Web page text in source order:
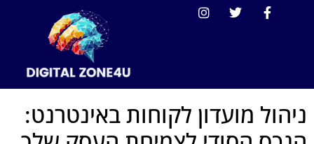
ניהול מועדון לקוחות באינטרנט: